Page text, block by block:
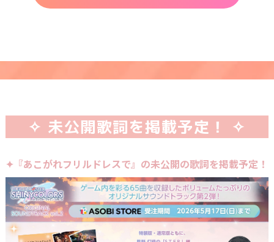
✧ 未公開歌詞を掲載予定！ ✧
✦『あこがれフリルドレスで』の未公開の歌詞を掲載予定！